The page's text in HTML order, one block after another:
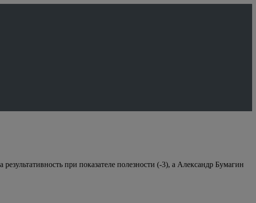
при показателе полезности (-3), а Александр Бумагин